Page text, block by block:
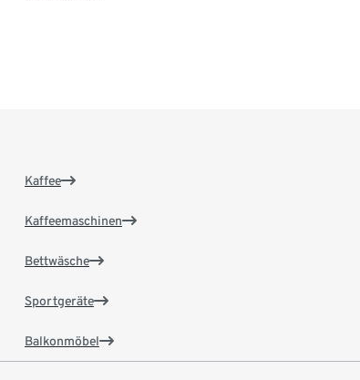
Kaffee
Kaffeemaschinen
Bettwäsche
Sportgeräte
Balkonmöbel